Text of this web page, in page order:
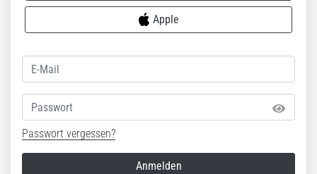
Behandlung
Leidest
beim
oder
nach
Laufen
unter
stechenden
Apple
Passwort
Passwort vergessen?
Anmelden